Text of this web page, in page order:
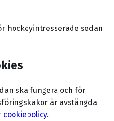
hockeyintresserade sedan
ska fungera och för
är avstängda
cookiepolicy.